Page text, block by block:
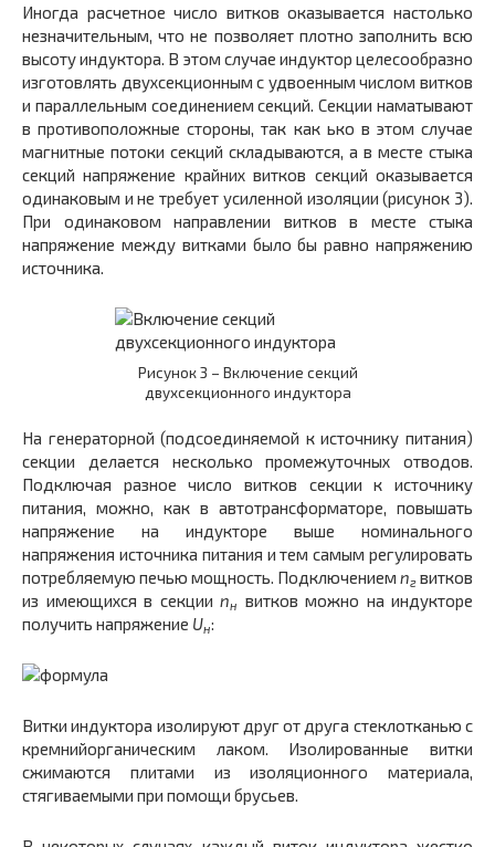
Иногда расчетное число витков оказывается настолько
незначительным, что не позволяет плотно заполнить всю
высоту индуктора. В этом случае индуктор целесообразно
изготовлять двухсекционным с удвоенным числом витков
и параллельным соединением секций. Секции наматывают
в противоположные стороны, так как ько в этом случае
магнитные потоки секций складываются, а в месте стыка
секций напряжение крайних витков секций оказывается
одинаковым и не требует усиленной изоляции (рисунок 3).
При одинаковом направлении витков в месте стыка
напряжение между витками было бы равно напряжению
источника.
Рисунок 3 – Включение секций
двухсекционного индуктора
На генераторной (подсоединяемой к источнику питания)
секции делается несколько промежуточных отводов.
Подключая разное число витков секции к источнику
питания, можно, как в автотрансформаторе, повышать
напряжение на индукторе выше номинального
напряжения источника питания и тем самым регулировать
потребляемую печью мощность. Подключением nг витков
из имеющихся в секции nн
витков можно на индукторе
получить напряжение Uн:
Витки индуктора изолируют друг от друга стеклотканью с
кремнийорганическим лаком. Изолированные витки
сжимаются плитами из изоляционного материала,
стягиваемыми при помощи брусьев.